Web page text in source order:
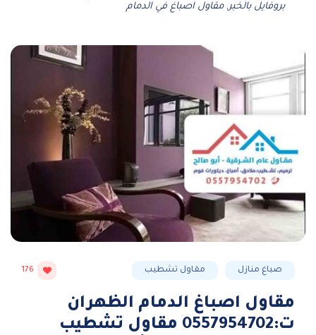
بروفايل بالخبر ,مقاول اصباغ في الدمام
صباغ منازل مقاول تشطيب 176
مقاول اصباغ الدمام الظهران
ت:0557954702 مقاول تشطيب